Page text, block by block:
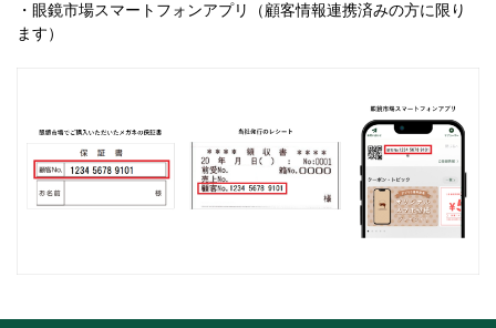
・眼鏡市場スマートフォンアプリ（顧客情報連携済みの方に限り
ます）